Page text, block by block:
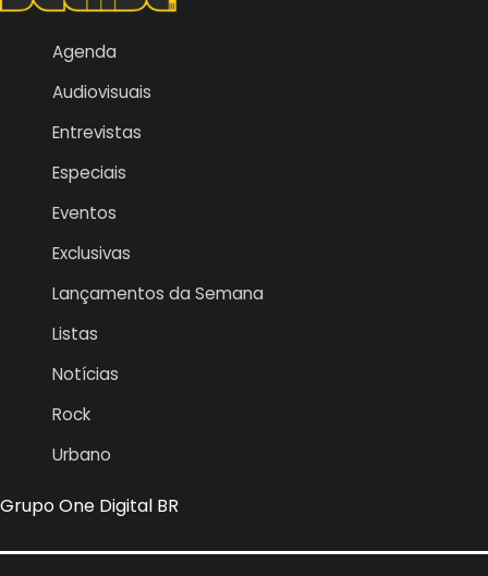
Agenda
Audiovisuais
Entrevistas
Especiais
Eventos
Exclusivas
Lançamentos da Semana
Listas
Notícias
Rock
Urbano
Grupo One Digital BR